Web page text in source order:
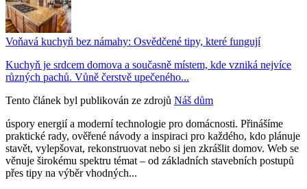
Voňavá kuchyň bez námahy: Osvědčené tipy, které fungují
Kuchyň je srdcem domova a současně místem, kde vzniká nejvíce
různých pachů. Vůně čerstvě upečeného...
Tento článek byl publikován ze zdrojů Náš dům
úspory energií a moderní technologie pro domácnosti. Přinášíme
praktické rady, ověřené návody a inspiraci pro každého, kdo plánuje
stavět, vylepšovat, rekonstruovat nebo si jen zkrášlit domov. Web se
věnuje širokému spektru témat – od základních stavebních postupů
přes tipy na výběr vhodných...